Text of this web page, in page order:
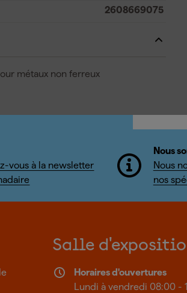
2608669075
métaux non ferreux
vous à la newsletter
Nous
Nous
nos
Salle
Horaires d'ouvertures
Lundi à vendredi 08:00 -